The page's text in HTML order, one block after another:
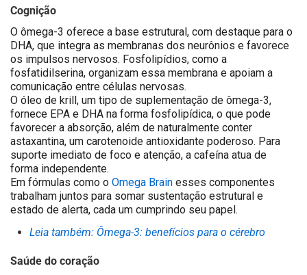
Cognição
O ômega-3 oferece a base estrutural, com destaque para o
DHA, que integra as membranas dos neurônios e favorece
os impulsos nervosos. Fosfolipídios, como a
fosfatidilserina, organizam essa membrana e apoiam a
comunicação entre células nervosas.
O óleo de krill, um tipo de suplementação de ômega-3,
fornece EPA e DHA na forma fosfolipídica, o que pode
favorecer a absorção, além de naturalmente conter
astaxantina, um carotenoide antioxidante poderoso. Para
suporte imediato de foco e atenção, a cafeína atua de
forma independente.
Em fórmulas como o Omega Brain esses componentes
trabalham juntos para somar sustentação estrutural e
estado de alerta, cada um cumprindo seu papel.
Leia também: Ômega-3: benefícios para o cérebro
Saúde do coração